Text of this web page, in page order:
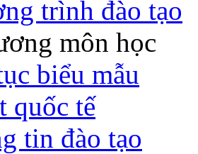
trình đào tạo
môn học
biểu mẫu
quốc tế
tin đào tạo